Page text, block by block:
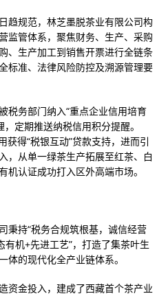
趋规范，林芝墨脱茶业有限公司构
监管体系，聚焦财务、生产、采购
、生产加工到销售开票进行全链条
标准、法律风险防控及溯源管理要
税务部门纳入“重点企业信用培育
定期推送纳税信用积分提醒。
得“税银互动”贷款支持，进而引
，从单一绿茶生产拓展至红茶、白
认证成功打入区外高端市场。
秉持“税务合规筑根基，诚信经营
有机+先进工艺”，打造了集茶叶生
体的现代化全产业链体系。
资金投入，建成了西藏首个茶产业